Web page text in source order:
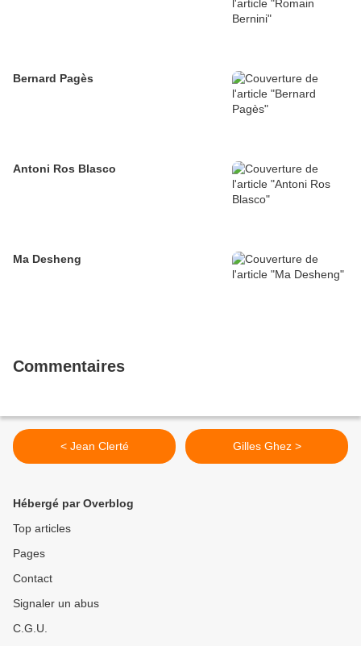
Bernard Pagès
Antoni Ros Blasco
Ma Desheng
Commentaires
< Jean Clerté Gilles Ghez >
Hébergé par Overblog
Top articles
Pages
Contact
Signaler un abus
C.G.U.